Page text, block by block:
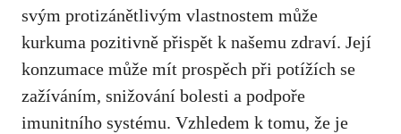
svým ⁤protizánětlivým vlastnostem může
kurkuma pozitivně přispět k našemu zdraví. Její
konzumace může ⁣mít prospěch při potížích se
zažíváním, ​snižování‍ bolesti a⁤ podpoře
imunitního systému. Vzhledem k⁣ tomu, že ‌je